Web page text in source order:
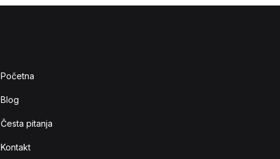
Početna
Blog
Česta pitanja
Kontakt